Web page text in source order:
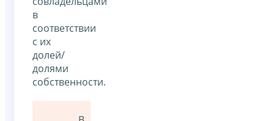
в
соответствии
с их
долей/
долями
собственности.